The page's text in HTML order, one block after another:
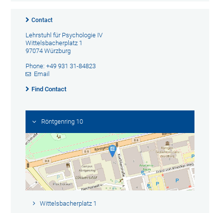
Contact
Lehrstuhl für Psychologie IV
Wittelsbacherplatz 1
97074 Würzburg
Phone: +49 931 31-84823
Email
Find Contact
Röntgenring 10
Wittelsbacherplatz 1